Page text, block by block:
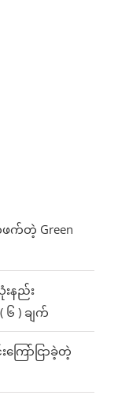
ဖက်တဲ့ Green
နည်း
) ချက်
ြော်ငြာခဲ့တဲ့